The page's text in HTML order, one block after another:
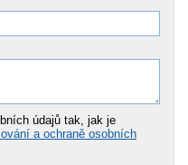
údajů tak, jak je
a ochraně osobních